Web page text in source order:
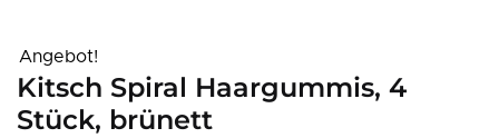
Angebot!
Kitsch Spiral Haargummis, 4
Stück, brünett